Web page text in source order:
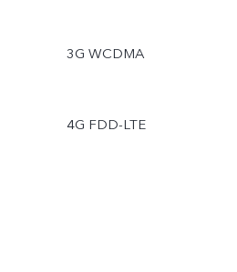
3G WCDMA
4G FDD-LTE